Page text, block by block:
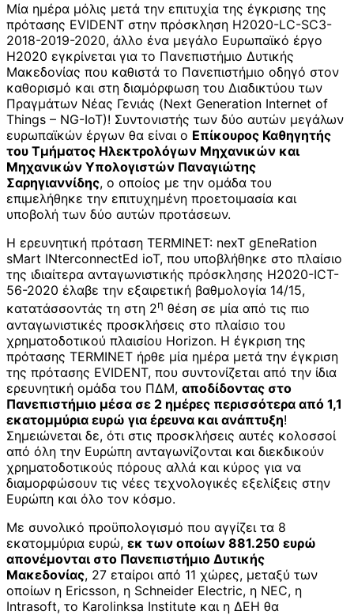
Μία ημέρα μόλις μετά την επιτυχία της έγκρισης της
πρότασης EVIDENT στην πρόσκληση H2020-LC-SC3-
2018-2019-2020, άλλο ένα μεγάλο Ευρωπαϊκό έργο
H2020 εγκρίνεται για το Πανεπιστήμιο Δυτικής
Μακεδονίας που καθιστά το Πανεπιστήμιο οδηγό στον
καθορισμό και στη διαμόρφωση του Διαδικτύου των
Πραγμάτων Νέας Γενιάς (Next Generation Internet of
Things – NG-IoT)! Συντονιστής των δύο αυτών μεγάλων
ευρωπαϊκών έργων θα είναι ο Επίκουρος Καθηγητής
του Τμήματος Ηλεκτρολόγων Μηχανικών και
Μηχανικών Υπολογιστών Παναγιώτης
Σαρηγιαννίδης, ο οποίος με την ομάδα του
επιμελήθηκε την επιτυχημένη προετοιμασία και
υποβολή των δύο αυτών προτάσεων.
Η ερευνητική πρόταση TERMINET: nexT gEneRation
sMart INterconnectEd ioT, που υποβλήθηκε στο πλαίσιο
της ιδιαίτερα ανταγωνιστικής πρόσκλησης H2020-ICT-
56-2020 έλαβε την εξαιρετική βαθμολογία 14/15,
κατατάσσοντάς τη στη 2η θέση σε μία από τις πιο
ανταγωνιστικές προσκλήσεις στο πλαίσιο του
χρηματοδοτικού πλαισίου Horizon. Η έγκριση της
πρότασης TERMINET ήρθε μία ημέρα μετά την έγκριση
της πρότασης EVIDENT, που συντονίζεται από την ίδια
ερευνητική ομάδα του ΠΔΜ, αποδίδοντας στο
Πανεπιστήμιο μέσα σε 2 ημέρες περισσότερα από 1,1
εκατομμύρια ευρώ για έρευνα και ανάπτυξη!
Σημειώνεται δε, ότι στις προσκλήσεις αυτές κολοσσοί
από όλη την Ευρώπη ανταγωνίζονται και διεκδικούν
χρηματοδοτικούς πόρους αλλά και κύρος για να
διαμορφώσουν τις νέες τεχνολογικές εξελίξεις στην
Ευρώπη και όλο τον κόσμο.
Με συνολικό προϋπολογισμό που αγγίζει τα 8
εκατομμύρια ευρώ, εκ των οποίων 881.250 ευρώ
απονέμονται στο Πανεπιστήμιο Δυτικής
Μακεδονίας, 27 εταίροι από 11 χώρες, μεταξύ των
οποίων η Ericsson, η Schneider Electric, η NEC, η
Intrasoft, το Karolinksa Institute και η ΔΕΗ θα